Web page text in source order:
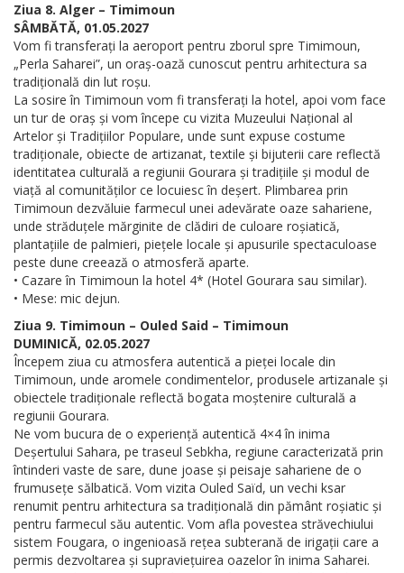
Ziua 8. Alger – Timimoun
SÂMBĂTĂ, 01.05.2027
Vom fi transferați la aeroport pentru zborul spre Timimoun,
„Perla Saharei”, un oraș-oază cunoscut pentru arhitectura sa
tradițională din lut roșu.
La sosire în Timimoun vom fi transferați la hotel, apoi vom face
un tur de oraș și vom începe cu vizita Muzeului Național al
Artelor și Tradițiilor Populare, unde sunt expuse costume
tradiționale, obiecte de artizanat, textile și bijuterii care reflectă
identitatea culturală a regiunii Gourara și tradițiile și modul de
viață al comunităților ce locuiesc în deșert. Plimbarea prin
Timimoun dezvăluie farmecul unei adevărate oaze sahariene,
unde străduțele mărginite de clădiri de culoare roșiatică,
plantațiile de palmieri, piețele locale și apusurile spectaculoase
peste dune creează o atmosferă aparte.
• Cazare în Timimoun la hotel 4* (Hotel Gourara sau similar).
• Mese: mic dejun.
Ziua 9. Timimoun – Ouled Said – Timimoun
DUMINICĂ, 02.05.2027
Începem ziua cu atmosfera autentică a pieței locale din
Timimoun, unde aromele condimentelor, produsele artizanale și
obiectele tradiționale reflectă bogata moștenire culturală a
regiunii Gourara.
Ne vom bucura de o experiență autentică 4×4 în inima
Deșertului Sahara, pe traseul Sebkha, regiune caracterizată prin
întinderi vaste de sare, dune joase și peisaje sahariene de o
frumusețe sălbatică. Vom vizita Ouled Saïd, un vechi ksar
renumit pentru arhitectura sa tradițională din pământ roșiatic și
pentru farmecul său autentic. Vom afla povestea străvechiului
sistem Fougara, o ingenioasă rețea subterană de irigații care a
permis dezvoltarea și supraviețuirea oazelor în inima Saharei.